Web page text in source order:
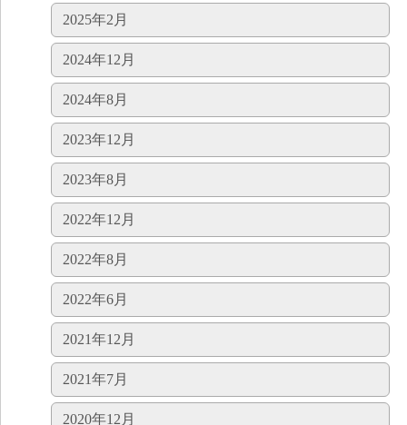
2025年2月
2024年12月
2024年8月
2023年12月
2023年8月
2022年12月
2022年8月
2022年6月
2021年12月
2021年7月
2020年12月